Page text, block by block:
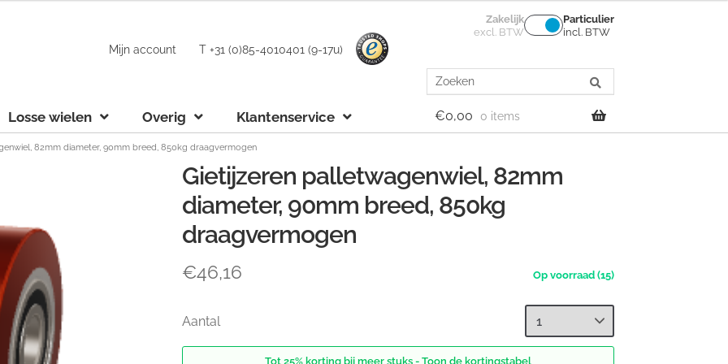
Mijn account T +31 (0)85-4010401 (9-17u)
Zakelijk
excl. BTW
Particulier
incl. BTW
Search
for:
Losse wielen Overig Klantenservice €0,00 0 items
82mm diameter, 90mm breed, 850kg draagvermogen
Gietijzeren palletwagenwiel, 82mm
diameter, 90mm breed, 850kg
draagvermogen
€46,16 (15)
Aantal
Tot 25% korting bij meer stuks - Toon de kortingstabel